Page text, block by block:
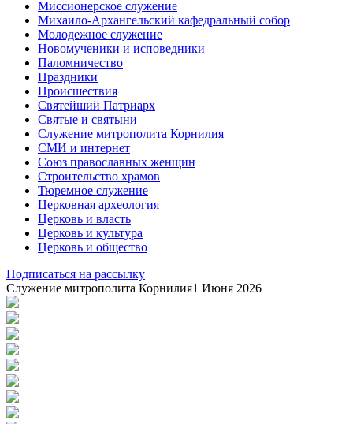
Миссионерское служение
Михаило-Архангельский кафедральный собор
Молодежное служение
Новомученики и исповедники
Паломничество
Праздники
Происшествия
Святейший Патриарх
Святые и святыни
Служение митрополита Корнилия
СМИ и интернет
Союз православных женщин
Строительство храмов
Тюремное служение
Церковная археология
Церковь и власть
Церковь и культура
Церковь и общество
Подписаться на рассылку
Служение митрополита Корнилия1 Июня 2026